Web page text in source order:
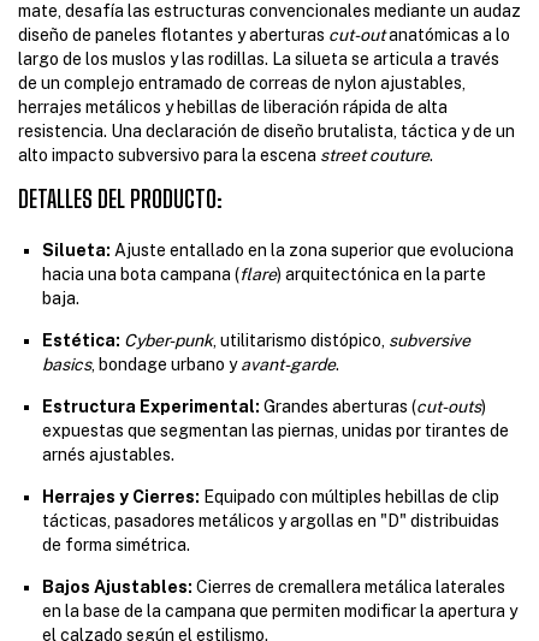
mate, desafía las estructuras convencionales mediante un audaz
diseño de paneles flotantes y aberturas cut-outanatómicas a lo
largo de los muslos y las rodillas. La silueta se articula a través
de un complejo entramado de correas de nylon ajustables,
herrajes metálicos y hebillas de liberación rápida de alta
resistencia. Una declaración de diseño brutalista, táctica y de un
alto impacto subversivo para la escena street couture.
DETALLES DEL PRODUCTO:
Silueta: Ajuste entallado en la zona superior que evoluciona
hacia una bota campana (flare) arquitectónica en la parte
baja.
Estética: Cyber-punk, utilitarismo distópico, subversive
basics, bondage urbano yavant-garde.
Estructura Experimental: Grandes aberturas (cut-outs)
expuestas que segmentan las piernas, unidas por tirantes de
arnés ajustables.
Herrajes y Cierres: Equipado con múltiples hebillas de clip
tácticas, pasadores metálicos y argollas en "D" distribuidas
de forma simétrica.
Bajos Ajustables: Cierres de cremallera metálica laterales
en la base de la campana que permiten modificar la apertura y
el calzado según el estilismo.